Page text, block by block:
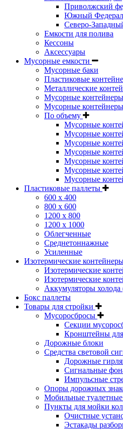
Приволжский
Южный
Северо-
Емкости для полива
Кессоны
Аксессуары
Мусорные емкости
Мусорные баки
Пластиковые
Металлические
Мусорные
Мусорные
По объему
Мусорные
Мусорные
Мусорные
Мусорные
Мусорные
Мусорные
Мусорные
Пластиковые паллеты
600 х 400
800 х 600
1200 х 800
1200 х 1000
Облегченные
Среднетоннажные
Усиленные
Изотермические
Изотермические
Изотермические
Аккумуляторы холода
Бокс паллеты
Товары для стройки
Мусоросбросы
Секции
Кронштейны
Дорожные блоки
Средства световой
Дорожные
Сигнальные
Импульсные
Опоры дорожных
Мобильные
Пункты для мойки
Очистные
Эстакады